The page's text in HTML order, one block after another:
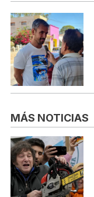
MÁS NOTICIAS